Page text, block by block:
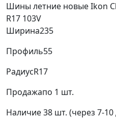
Шины летние новые Ikon
R17 103V
Ширина235
Профиль55
РадиусR17
Продажапо 1 шт.
Наличие38 шт. (через 7-10